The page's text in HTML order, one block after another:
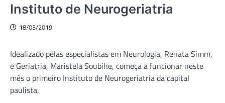
Instituto de Neurogeriatria
18/03/2019
Idealizado pelas especialistas em Neurologia, Renata Simm,
e Geriatria, Maristela Soubihe, começa a funcionar neste
mês o primeiro Instituto de Neurogeriatria da capital
paulista.